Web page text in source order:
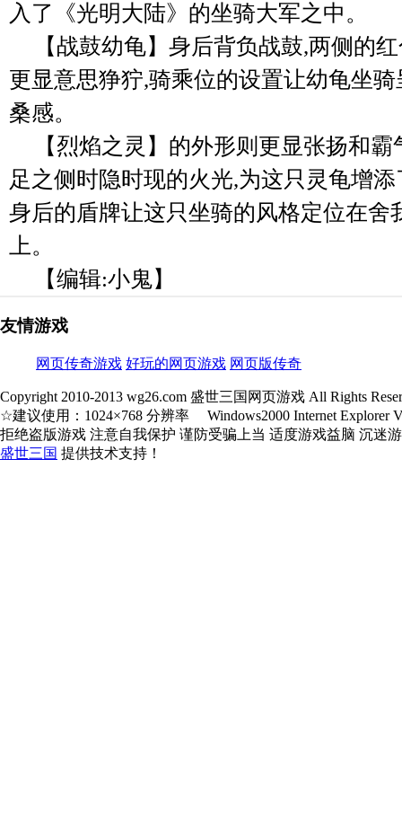
入了《光明大陆》的坐骑大军之中。
【战鼓幼龟】身后背负战鼓,两侧的
更显意思狰狞,骑乘位的设置让幼龟坐
桑感。
【烈焰之灵】的外形则更显张扬和
足之侧时隐时现的火光,为这只灵龟增
身后的盾牌让这只坐骑的风格定位在舍
上。
【编辑:小鬼】
友情游戏
网页传奇游戏 好玩的网页游戏 网页版传奇
Copyright 2010-2013 wg26.com 盛世三国网页游戏 All Rights
☆建议使用：1024×768 分辨率 Windows2000 Internet Explorer
拒绝盗版游戏 注意自我保护 谨防受骗上当 适度游戏益脑 沉迷
盛世三国 提供技术支持！